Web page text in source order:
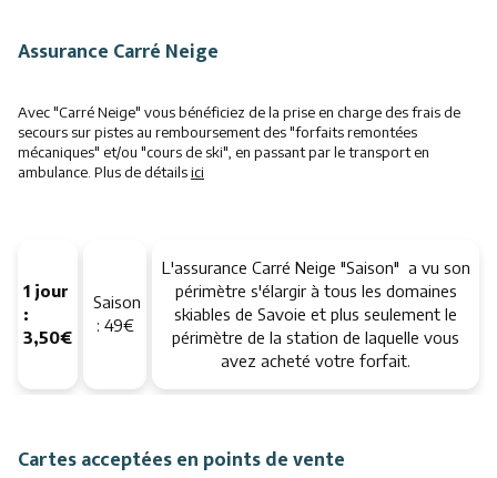
Assurance Carré Neige
Avec "Carré Neige" vous bénéficiez de la prise en charge des frais de
secours sur pistes au remboursement des "forfaits remontées
mécaniques" et/ou "cours de ski", en passant par le transport en
ambulance. Plus de détailsici
1 jour
:
3,50€
Saison
: 49€
L'assurance Carré Neige "Saison" a vu son
périmètre s'élargir à tous les domaines
skiables de Savoie et plus seulement le
périmètre de la station de laquelle vous
avez acheté votre forfait.
Cartes acceptées en points de vente